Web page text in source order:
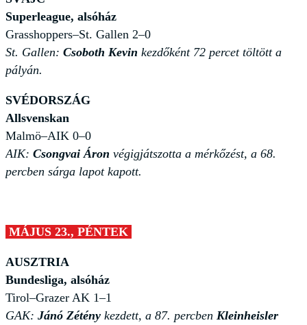
Superleague, alsóház
Grasshoppers–St. Gallen 2–0
St. Gallen: Csoboth Kevin kezdőként 72 percet töltött a
pályán.
SVÉDORSZÁG
Allsvenskan
Malmö–AIK 0–0
AIK: Csongvai Áron végigjátszotta a mérkőzést, a 68.
percben sárga lapot kapott.
MÁJUS 23., PÉNTEK
AUSZTRIA
Bundesliga, alsóház
Tirol–Grazer AK 1–1
GAK: Jánó Zétény kezdett, a 87. percben Kleinheisler